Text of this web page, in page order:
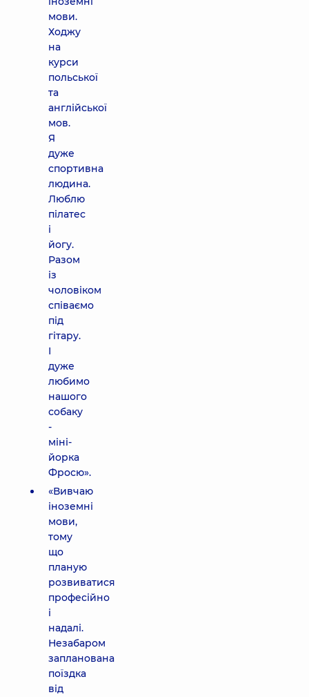
мови.
Ходжу
на
курси
польської
та
англійської
мов.
Я
дуже
спортивна
людина.
Люблю
пілатес
і
йогу.
Разом
із
чоловіком
співаємо
під
гітару.
І
дуже
любимо
нашого
собаку
-
міні-
йорка
Фросю».
«Вивчаю
іноземні
мови,
тому
що
планую
розвиватися
професійно
і
надалі.
Незабаром
запланована
поїздка
від